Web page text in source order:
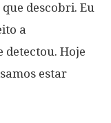
descobri. Eu
a
detectou. Hoje
estar